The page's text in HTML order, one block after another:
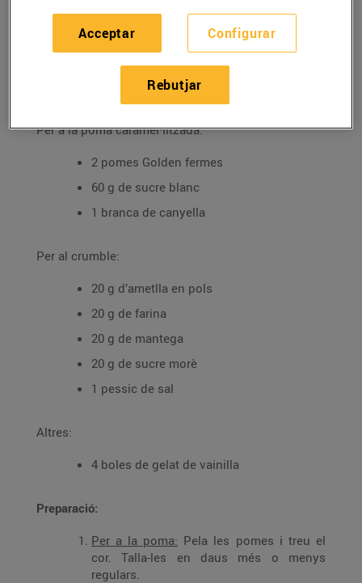
Tatin de poma en got
07/d’abril/2022
Ingredients per a 4 persones
Per a la poma caramel·litzada:
2 pomes Golden fermes
60 g de sucre blanc
1 branca de canyella
Per al crumble:
20 g d’ametlla en pols
20 g de farina
20 g de mantega
20 g de sucre morè
1 pessic de sal
Altres:
4 boles de gelat de vainilla
Preparació:
Per a la poma: Pela les pomes i treu el
cor. Talla-les en daus més o menys
regulars.
Configurar
Rebutjar
Acceptar